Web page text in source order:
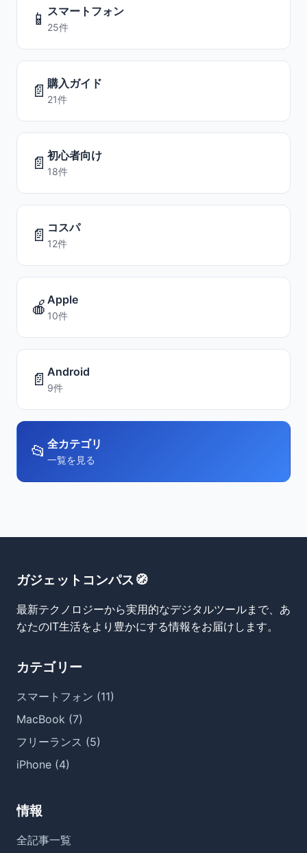
📱 スマートフォン
25件
📄 購入ガイド
21件
📄 初心者向け
18件
📄 コスパ
12件
🍎 Apple
10件
📄 Android
9件
📂 全カテゴリ
一覧を見る
ガジェットコンパス🧭
最新テクノロジーから実用的なデジタルツールまで、あ
なたのIT生活をより豊かにする情報をお届けします。
カテゴリー
スマートフォン (11)
MacBook (7)
フリーランス (5)
iPhone (4)
情報
全記事一覧